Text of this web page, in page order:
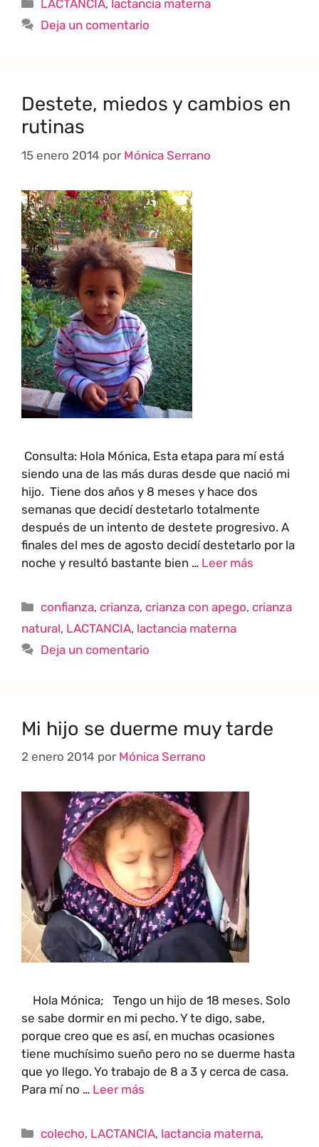
LACTANCIA, lactancia materna
Deja un comentario
Destete, miedos y cambios en
rutinas
15 enero 2014 por Mónica Serrano
Consulta: Hola Mónica, Esta etapa para mí está
siendo una de las más duras desde que nació mi
hijo. Tiene dos años y 8 meses y hace dos
semanas que decidí destetarlo totalmente
después de un intento de destete progresivo. A
finales del mes de agosto decidí destetarlo por la
noche y resultó bastante bien … Leer más
confianza,crianza,crianza con apego,crianza
natural, LACTANCIA, lactancia materna
Deja un comentario
Mi hijo se duerme muy tarde
2 enero 2014 por Mónica Serrano
Hola Mónica; Tengo un hijo de 18 meses. Solo
se sabe dormir en mi pecho. Y te digo, sabe,
porque creo que es así, en muchas ocasiones
tiene muchísimo sueño pero no se duerme hasta
que yo llego. Yo trabajo de 8 a 3 y cerca de casa.
Para mí no … Leer más
colecho, LACTANCIA, lactancia materna,